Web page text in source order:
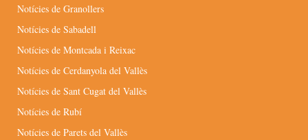
Notícies de Granollers
Notícies de Sabadell
Notícies de Montcada i Reixac
Notícies de Cerdanyola del Vallès
Notícies de Sant Cugat del Vallès
Notícies de Rubí
Notícies de Parets del Vallès